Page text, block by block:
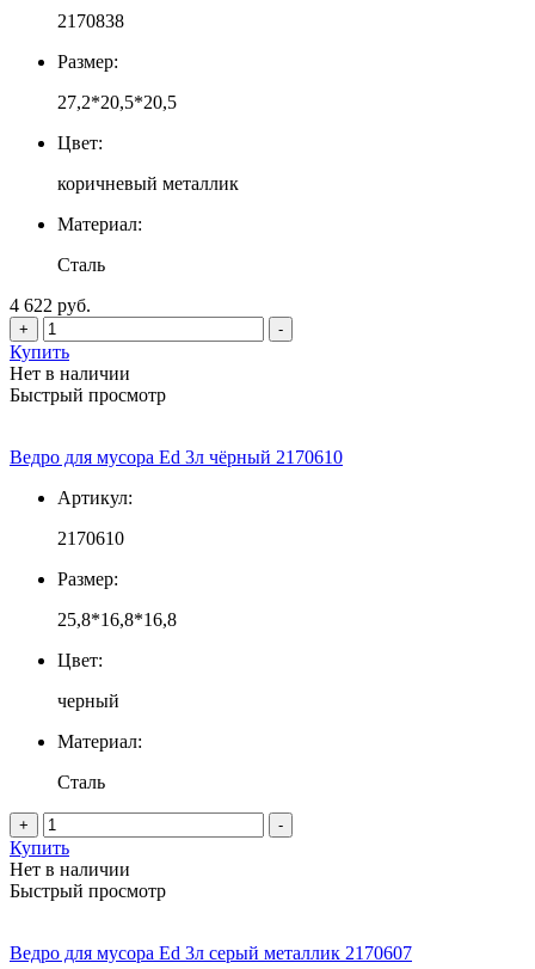
2170838
Размер:
27,2*20,5*20,5
Цвет:
коричневый металлик
Материал:
Сталь
4 622 руб.
+ -
Купить
Нет в наличии
Быстрый просмотр
Ведро для мусора Ed 3л чёрный 2170610
Артикул:
2170610
Размер:
25,8*16,8*16,8
Цвет:
черный
Материал:
Сталь
+ -
Купить
Нет в наличии
Быстрый просмотр
Ведро для мусора Ed 3л серый металлик 2170607